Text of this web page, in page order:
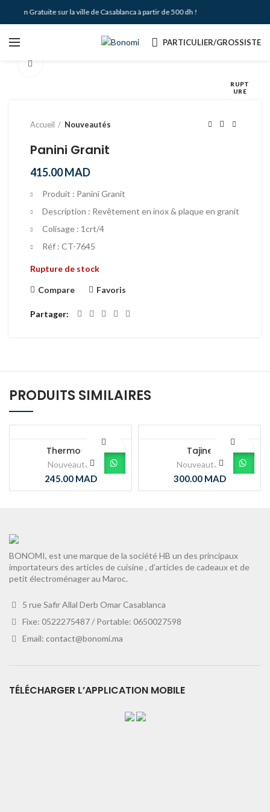
Gratuite sur la ville de Casablanca à partir de 500 dh !
PARTICULIER/GROSSISTE
RUPT
URE
Accueil Nouveautés
Panini Granit
415.00MAD
Produit : Panini Granit
Description : Revêtement en inox & plaque en granit
Colisage : 1crt/4
Réf : CT-7645
Rupture de stock
Compare Favoris
Partager
PRODUITS SIMILAIRES
Thermos 1L
Nouveautés
245.00 MAD
Tajine
Nouveautés
300.00 MAD
BONOMI, est une marque de la société HB un des principaux
importateurs des articles de cuisine , d’articles de cadeaux et de
petit électroménager au Maroc.
5 rue Safir Allal Derb Omar Casablanca
Fixe: 0522275487 / Portable: 0650027598
Email: contact@bonomi.ma
TÉLÉCHARGER L’APPLICATION MOBILE